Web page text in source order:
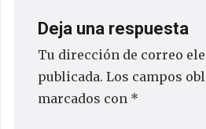
Deja una respuesta
Tu dirección de correo
publicada. Los campos
marcados con *